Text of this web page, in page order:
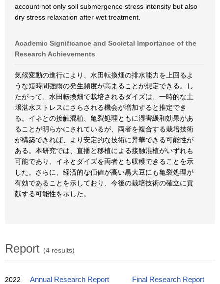
account not only soil submergence stress intensity but also
dry stress relaxation after wet treatment.
Academic Significance and Societal Importance of the
Research Achievements
気候変動の進行により、水田転換畑の排水能力を上回るよ
うな短時間強雨の発生頻度が高まることが想定できる。し
たがって、水田転換畑で栽培されるダイズは、一時的な土
壌湛水ストレスにさらされる機会が増加すると推定でき
る。イネとの接触混植、亀裂処理ともに湿害緩和効果があ
ることが明らかにされているが、両者を複合する栽培技術
が構築できれば、より安定的な技術に昇華できる可能性が
ある。本研究では、直播と移植による接触混植がいずれも
可能であり、イネとダイズを両者とも収穫できることを示
した。さらに、経済的な価値が高い黒大豆にも亀裂処理が
有効であることを示しており、今後の栽培技術の確立に貢
献する可能性を示した。
Report (4 results)
2022 Annual Research Report
Final Research Report